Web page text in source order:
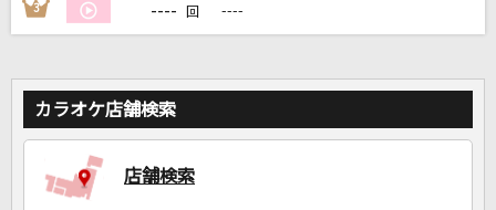
3 ---- 回 ----
カラオケ店舗検索
店舗検索